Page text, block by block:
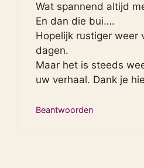
Wat spannend altijd
En dan die bui….
Hopelijk rustiger weer
dagen.
Maar het is steeds
uw verhaal. Dank je
Beantwoorden